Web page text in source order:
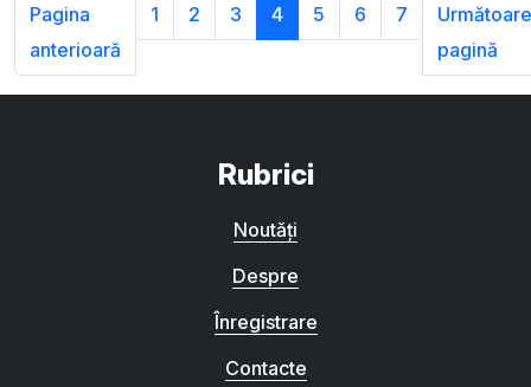
Pagina
anterioară
1 2 3 4 5 6 7
pagină
Rubrici
Noutăți
Despre
Înregistrare
Contacte